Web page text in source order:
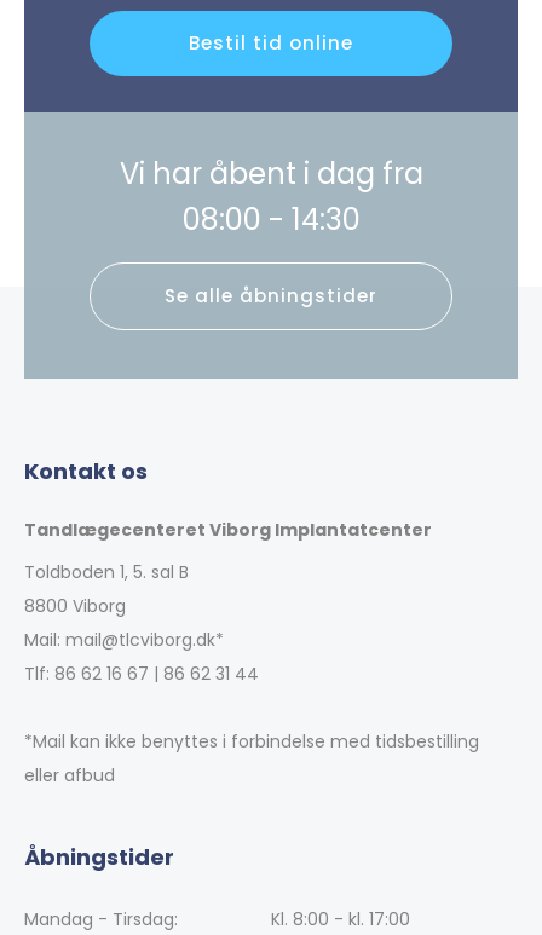
Vi har åbent i dag fra
08:00 - 14:30
Se alle åbningstider
Bestil tid online
Kontakt os
Tandlægecenteret Viborg Implantatcenter
Toldboden 1, 5. sal B
8800 Viborg
Mail: mail@tlcviborg.dk*
Tlf: 86 62 16 67 | 86 62 31 44
*Mail kan ikke benyttes i forbindelse med tidsbestilling
eller afbud
Åbningstider
Mandag - Tirsdag:
Kl. 8:00 - kl. 17:00